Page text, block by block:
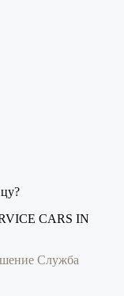
CARS IN
Служба